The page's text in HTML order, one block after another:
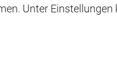
aussieht, sondern
Unter Einstellungen